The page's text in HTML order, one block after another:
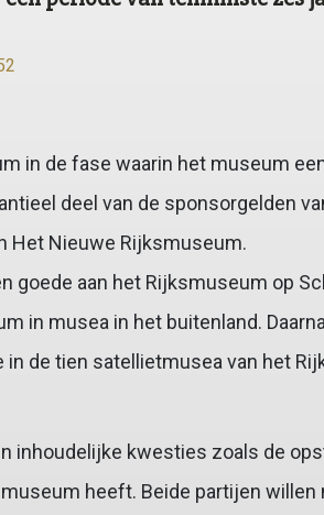
in de fase waarin het museum
deel van de sponsorgelden
Het Nieuwe Rijksmuseum.
goede aan het Rijksmuseum op
in musea in het buitenland.
de tien satellietmusea van het
inhoudelijke kwesties zoals de
heeft. Beide partijen willen